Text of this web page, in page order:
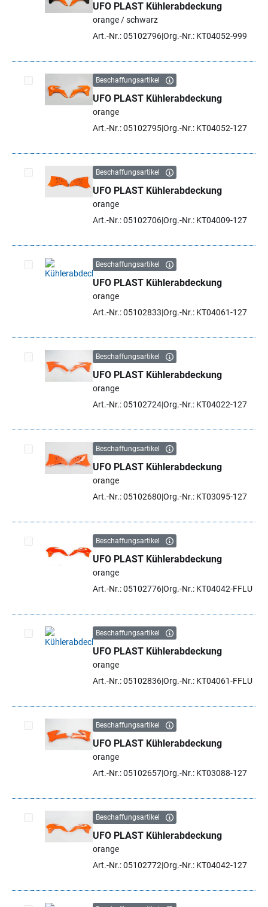
Artikel auswählen
UFO PLAST Kühlerabdeckung
orange / schwarz
Art.-Nr.: 05102796Org.-Nr.: KT04052-999
Artikel auswählen
Beschaffungsartikel
UFO PLAST Kühlerabdeckung
orange
Art.-Nr.: 05102795Org.-Nr.: KT04052-127
Artikel auswählen
Beschaffungsartikel
UFO PLAST Kühlerabdeckung
orange
Art.-Nr.: 05102706Org.-Nr.: KT04009-127
Artikel auswählen
Beschaffungsartikel
UFO PLAST Kühlerabdeckung
orange
Art.-Nr.: 05102833 Org.-Nr.: KT04061-127
Artikel auswählen
Beschaffungsartikel
UFO PLAST Kühlerabdeckung
orange
Art.-Nr.: 05102724Org.-Nr.: KT04022-127
Artikel auswählen
Beschaffungsartikel
UFO PLAST Kühlerabdeckung
orange
Art.-Nr.: 05102680 Org.-Nr.: KT03095-127
Artikel auswählen
Beschaffungsartikel
UFO PLAST Kühlerabdeckung
orange
Art.-Nr.: 05102776Org.-Nr.: KT04042-FFLU
Artikel auswählen
Beschaffungsartikel
UFO PLAST Kühlerabdeckung
orange
Art.-Nr.: 05102836Org.-Nr.: KT04061-FFLU
Artikel auswählen
Beschaffungsartikel
UFO PLAST Kühlerabdeckung
orange
Art.-Nr.: 05102657Org.-Nr.: KT03088-127
Artikel auswählen
Beschaffungsartikel
UFO PLAST Kühlerabdeckung
orange
Art.-Nr.: 05102772 Org.-Nr.: KT04042-127